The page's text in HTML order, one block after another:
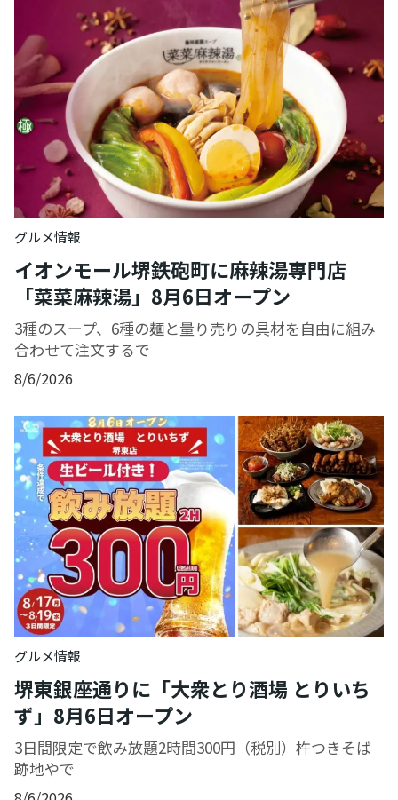
グルメ情報
イオンモール堺鉄砲町に麻辣湯専門店
「菜菜麻辣湯」8月6日オープン
3種のスープ、6種の麺と量り売りの具材を自由に組み
合わせて注文するで
8/6/2026
グルメ情報
堺東銀座通りに「大衆とり酒場 とりいち
ず」8月6日オープン
3日間限定で飲み放題2時間300円（税別）杵つきそば
跡地やで